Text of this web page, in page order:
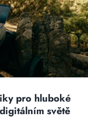
pro hluboké
světě